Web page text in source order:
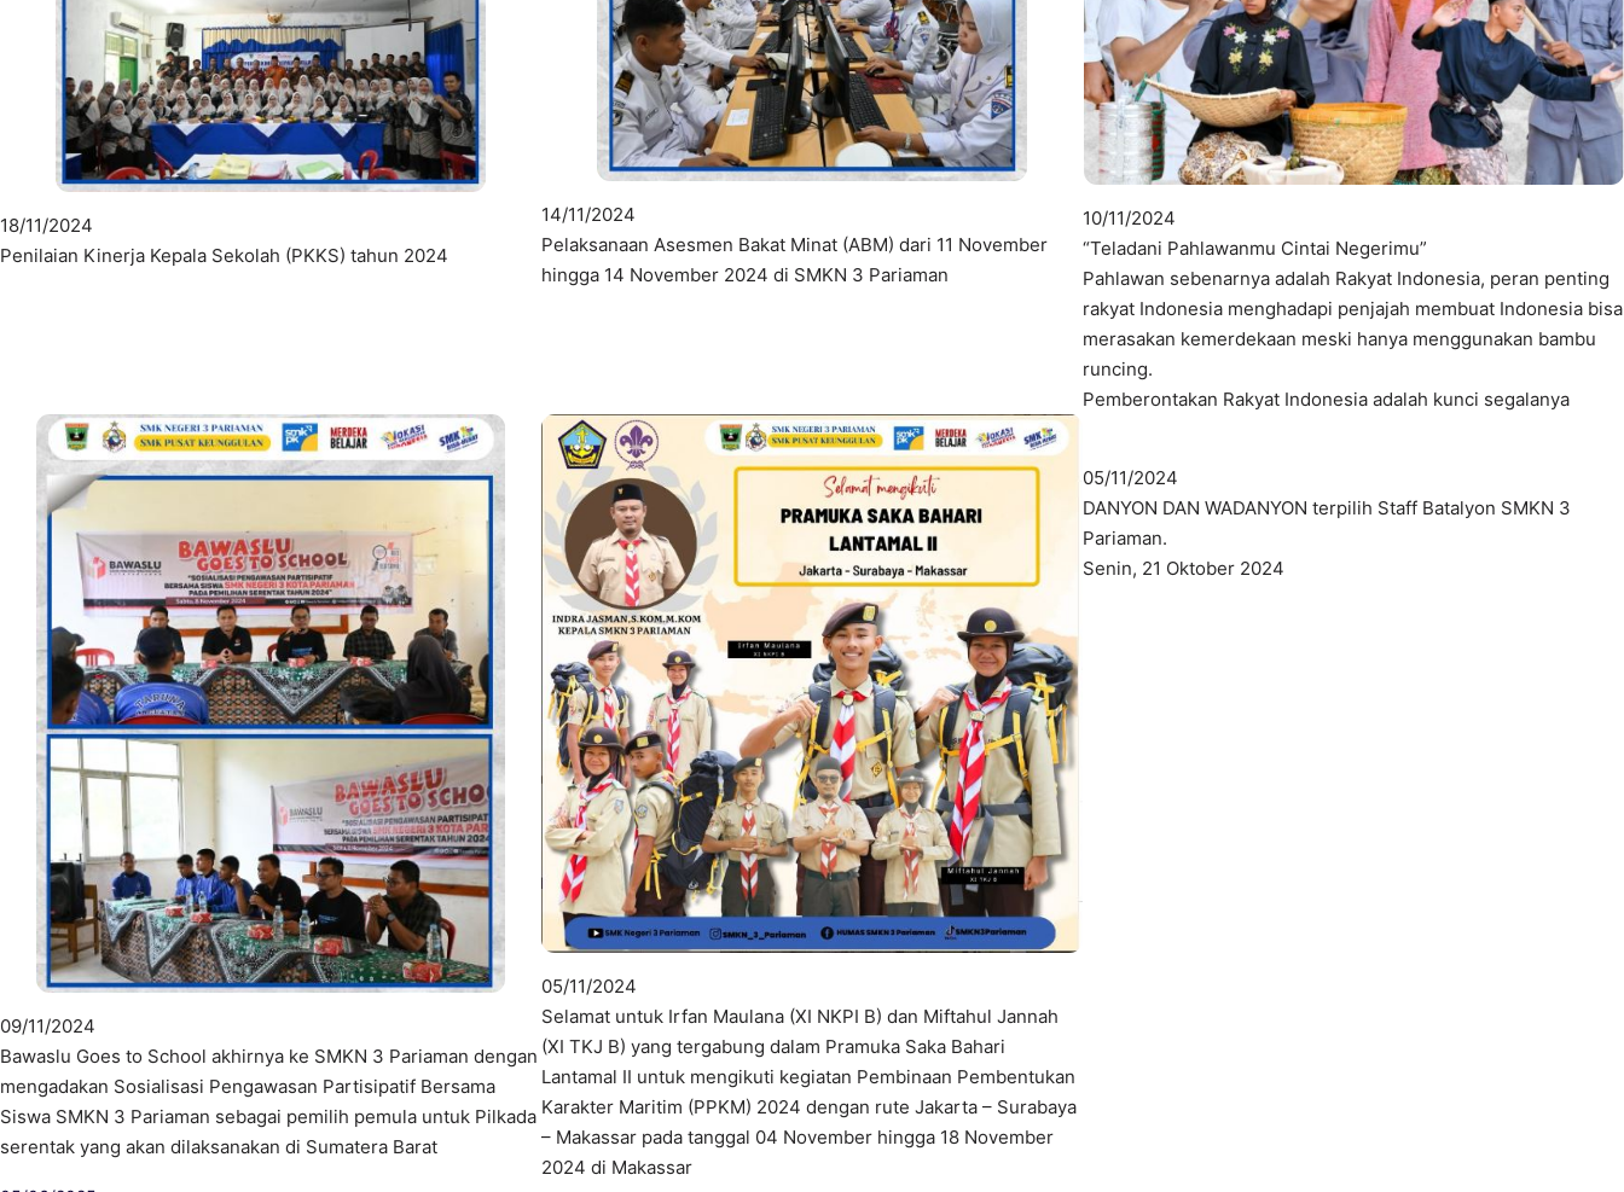
18/11/2024
Penilaian Kinerja Kepala Sekolah (PKKS) tahun 2024
14/11/2024
Pelaksanaan Asesmen Bakat Minat (ABM) dari 11 November
hingga 14 November 2024 di SMKN 3 Pariaman
10/11/2024
“Teladani Pahlawanmu Cintai Negerimu”
Pahlawan sebenarnya adalah Rakyat Indonesia, peran penting
rakyat Indonesia menghadapi penjajah membuat Indonesia bisa
merasakan kemerdekaan meski hanya menggunakan bambu
runcing.
Pemberontakan Rakyat Indonesia adalah kunci segalanya
09/11/2024
Bawaslu Goes to School akhirnya ke SMKN 3 Pariaman dengan
mengadakan Sosialisasi Pengawasan Partisipatif Bersama
Siswa SMKN 3 Pariaman sebagai pemilih pemula untuk Pilkada
serentak yang akan dilaksanakan di Sumatera Barat
05/11/2024
Selamat untuk Irfan Maulana (XI NKPI B) dan Miftahul Jannah
(XI TKJ B) yang tergabung dalam Pramuka Saka Bahari
Lantamal II untuk mengikuti kegiatan Pembinaan Pembentukan
Karakter Maritim (PPKM) 2024 dengan rute Jakarta – Surabaya
– Makassar pada tanggal 04 November hingga 18 November
2024 di Makassar
05/11/2024
DANYON DAN WADANYON terpilih Staff Batalyon SMKN 3
Pariaman.
Senin, 21 Oktober 2024